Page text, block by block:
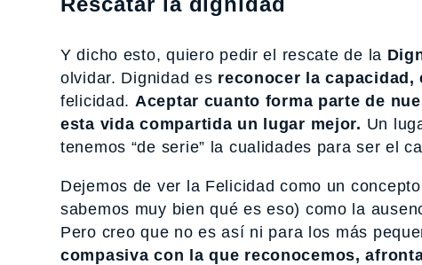
Y dicho esto, quiero pedir el rescate de la
olvidar. Dignidad es reconocer la
felicidad. Aceptar cuanto forma parte de
esta vida compartida un lugar mejor. Un
tenemos “de serie” la cualidades para ser el
Dejemos de ver la Felicidad como un
sabemos muy bien qué es eso) como la
Pero creo que no es así ni para los más
compasiva con la que reconocemos,